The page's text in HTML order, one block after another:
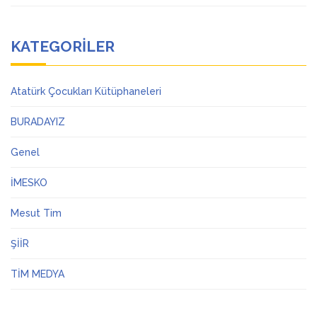
KATEGORILER
Atatürk Çocukları Kütüphaneleri
BURADAYIZ
Genel
İMESKO
Mesut Tim
ŞİİR
TİM MEDYA